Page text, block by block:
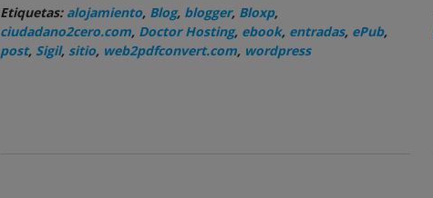
Etiquetas: alojamiento, Blog, blogger, Bloxp,
ciudadano2cero.com, Doctor Hosting, ebook, entradas, ePub,
post, Sigil, sitio, web2pdfconvert.com, wordpress